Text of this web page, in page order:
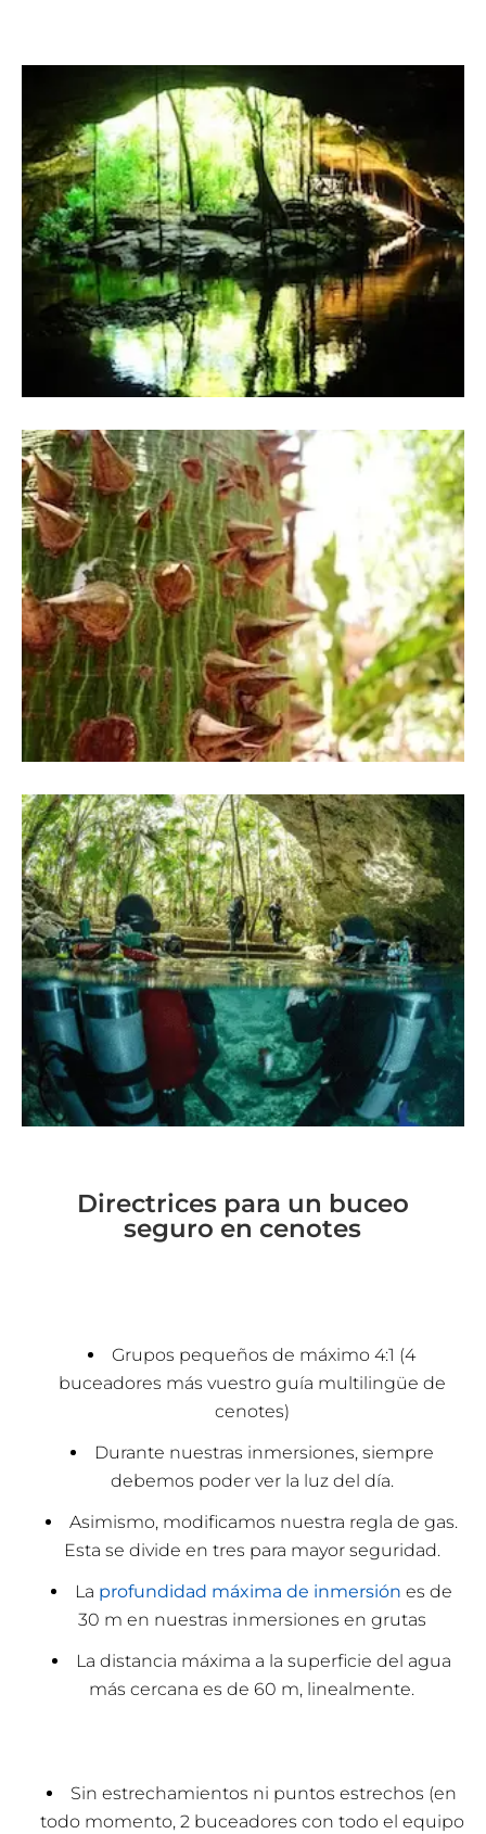
Directrices para un buceo
seguro en cenotes
Grupos pequeños de máximo 4:1 (4
buceadores más vuestro guía multilingüe de
cenotes)
Durante nuestras inmersiones, siempre
debemos poder ver la luz del día.
Asimismo, modificamos nuestra regla de gas.
Esta se divide en tres para mayor seguridad.
La profundidad máxima de inmersión es de
30 m en nuestras inmersiones en grutas
La distancia máxima a la superficie del agua
más cercana es de 60 m, linealmente.
Sin estrechamientos ni puntos estrechos (en
todo momento, 2 buceadores con todo el equipo